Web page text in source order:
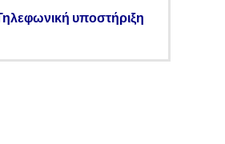
υποστήριξη